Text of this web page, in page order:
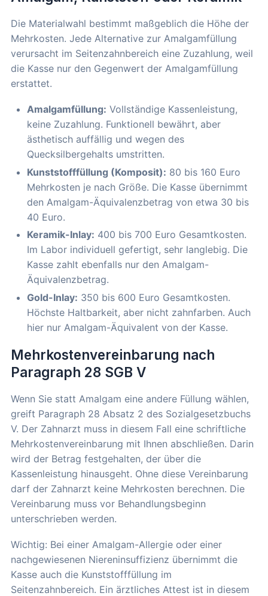
Die Materialwahl bestimmt maßgeblich die Höhe der
Mehrkosten. Jede Alternative zur Amalgamfüllung
verursacht im Seitenzahnbereich eine Zuzahlung, weil
die Kasse nur den Gegenwert der Amalgamfüllung
erstattet.
Amalgamfüllung: Vollständige Kassenleistung,
keine Zuzahlung. Funktionell bewährt, aber
ästhetisch auffällig und wegen des
Quecksilbergehalts umstritten.
Kunststofffüllung (Komposit): 80 bis 160 Euro
Mehrkosten je nach Größe. Die Kasse übernimmt
den Amalgam-Äquivalenzbetrag von etwa 30 bis
40 Euro.
Keramik-Inlay: 400 bis 700 Euro Gesamtkosten.
Im Labor individuell gefertigt, sehr langlebig. Die
Kasse zahlt ebenfalls nur den Amalgam-
Äquivalenzbetrag.
Gold-Inlay: 350 bis 600 Euro Gesamtkosten.
Höchste Haltbarkeit, aber nicht zahnfarben. Auch
hier nur Amalgam-Äquivalent von der Kasse.
Mehrkostenvereinbarung nach
Paragraph 28 SGB V
Wenn Sie statt Amalgam eine andere Füllung wählen,
greift Paragraph 28 Absatz 2 des Sozialgesetzbuchs
V. Der Zahnarzt muss in diesem Fall eine schriftliche
Mehrkostenvereinbarung mit Ihnen abschließen. Darin
wird der Betrag festgehalten, der über die
Kassenleistung hinausgeht. Ohne diese Vereinbarung
darf der Zahnarzt keine Mehrkosten berechnen. Die
Vereinbarung muss vor Behandlungsbeginn
unterschrieben werden.
Wichtig: Bei einer Amalgam-Allergie oder einer
nachgewiesenen Niereninsuffizienz übernimmt die
Kasse auch die Kunststofffüllung im
Seitenzahnbereich. Ein ärztliches Attest ist in diesem